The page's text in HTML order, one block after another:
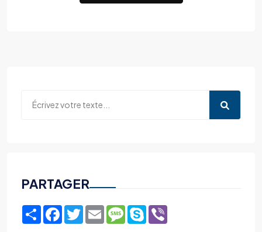
PARTAGER
ShareFacebook
TwitterEmailMessage
Skype